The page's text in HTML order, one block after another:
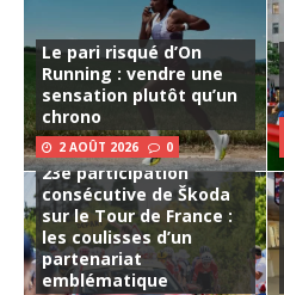
Le pari risqué d’On
Running : vendre une
sensation plutôt qu’un
chrono
2 AOÛT 2026 0
23e participation
consécutive de Škoda
sur le Tour de France :
les coulisses d’un
partenariat
emblématique